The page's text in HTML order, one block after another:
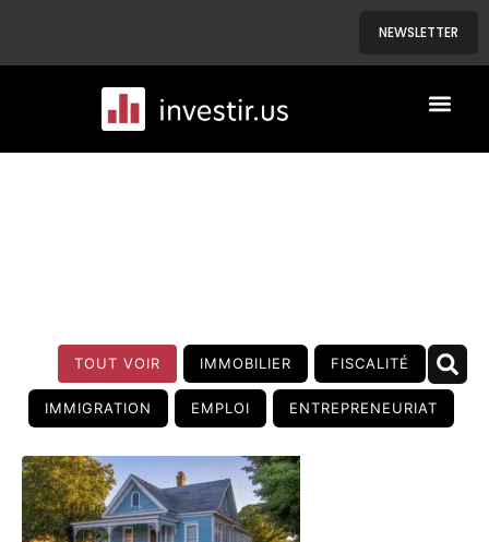
NEWSLETTER
TOUT VOIR IMMOBILIER FISCALITÉ
IMMIGRATION EMPLOI ENTREPRENEURIAT